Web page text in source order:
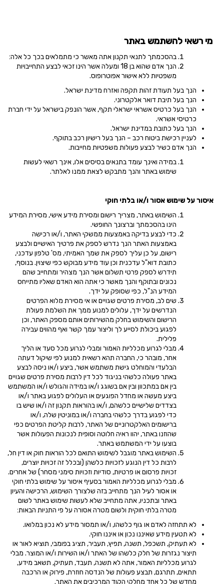
מי רשאי להשתמש באתר
בהסכמתך לתנאי תקנון אתה מאשר כי מתמלאים בכך כל אלה:
הנך אדם שהוא בן 18 ומעלה אשר הינו זכאי לבצע התחייבויות
משפטיות ללא אישוראפוטרופוס.
הנך בעל תעודת זהות תקפה ואזרח מדינת ישראל.
הנך בעל תיבת דואר אלקטרוני.
הנך בעל כרטיס אשראי ישראלי תקף, אשר הונפק בישראל על ידי חברת
כרטיסי אשראי.
הנך בעל כתובת במדינת ישראל.
לעניין רכישת ביטוח רכב – הנך בעל רישיון רכב בתוקף.
הנך אדם כשיר לבצע פעולות משפטיות מחייבות.
במידה ואינך עומד בתנאים בסיסים אלו, אינך רשאי לעשות
שימוש באתר והנך מתבקש לצאת ממנו לאלתר.
איסור על שימוש אסור ו/או בלתי חוקי
השימוש באתר, מצריך רישום ומסירת מידע אישי, מסירת המידע
הינו בהסכמתך וברצונך החופשי.
כדי לבצע בדיקה באמצעות ממשקי האתר, ו/או רכישה
באמצעות האתר הנך נדרש לספק את פרטיך האישיים ולבצע
רישום, על כן עליך לספק את שמך האמיתי, מס' טלפון עדכני,
כתובת דוא"ל עדכנית וכן עוד מידע מבוקש כפי שיצוין. בנוסף,
תידרש לספק פרטי תשלום אשר הנך מצהיר ומתחייב שהם
נכונים ובתוקף והנך מאשר כי אתה הוא האדם שאליו מתייחס
המידע הנ"ל, כפי שסופק על ידך.
שים לב, מסירת פרטים שגויים או אי מסירת מלוא הפרטים
הנדרשים על ידך, עלולים למנוע ממך את השלמת פעולת
הרישום והשימוש בחלק מהשירותים אותם מספק האתר, וכן
לפגוע ביכולת לסייע לך וליצור עמך קשר ואף מהווים עבירה
פלילית.
מבלי לגרוע מכלליות האמור ומבלי לגרוע מכל סעד או הליך
אחר, מובהר כי, החברה תהא רשאית למנוע לפי שיקול דעתה
הבלעדי והמוחלט גישת משתמש אשר, ביצע ו/או ניסה לבצע
באתר פעולה כלשהי בניגוד לכל דין לרבות מסירת פרטים שגויים
בין אם במתכוון ובין אם בשוגג ו/או במידה והגולש ו/או המשתמש
ביצע מעשה או מחדל הפוגעים או העלולים לפגוע באתר ו/או
בצדדים שלישיים כלשהם, ו/או בהוראות תקנון זה ו/או שיש בו
כדי לפגוע בדרך כלשהי בחברה ו/או במוניטין שלה, ו/או
ברישומים האלקטרוניים של האתר, לרבות קליטת הפרטים כפי
שהוזנו באתר, יהוו ראיה חלוטה וסופית לנכונות הפעולות אשר
בוצעו על ידי המשתמשבאתר.
השימוש באתר מוגבל לשימוש התואם לכל הוראות חוק או דין חל,
לרבות כל דין הנוגע לזכויות כלשהן (ובכלל זה זכויות יוצרים,
זכויות פרסום או פרטיות, סודיות וזכויות סימני מסחר) של אחרים.
מבלי לגרוע מכלליות האמור בסעיף איסור על שימוש בלתי חוקי
או אסור לעיל הנך מתחייב בזה שלצורך השימוש, הרכישה והעיון
באתר ובתכניו, אתה מתחייב שלא לעשות שימוש באתר לשום
מטרה בלתי חוקית ולשום מטרה אסורה על פי התניות הבאות:
לא תתחזה לאדם או גוף כלשהו, ו/או תמסור מידע לא נכון במלואו.
לא תטעין מידע שאיננו נכון או איננו חוקי.
לא תעתיק, תשכפל, תשנה, תפיץ, תעביר, תציג בפומבי, תוציא לאור או
תיצור נגזרות של חלק כלשהו של האתר ו/או השירות ו/או המוצר. מבלי
לגרוע מכלליות האמור, אתה לא תשנה, תעבד, תעתיק, תשאב מידע,
תתאים, תתרגם, תבצע פעולות של הנדסה חוזרת, פירוק או הרכבה
מחדש של כל אחד מחלקי הקוד המרכיבים את האתר.